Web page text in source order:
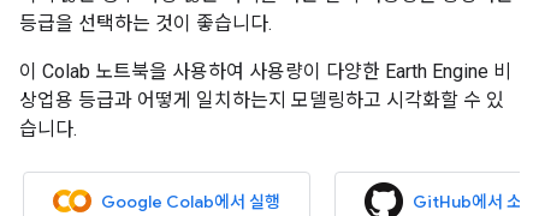
등급을 선택하는 것이 좋습니다.
이 Colab 노트북을 사용하여 사용량이 다양한 Earth Engine 비
상업용 등급과 어떻게 일치하는지 모델링하고 시각화할 수 있
습니다.
Google Colab에서 실행 GitHub에서 소